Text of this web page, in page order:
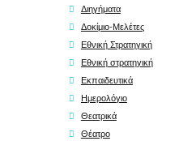
Διηγήματα
Δοκίμιο-Μελέτες
Εθνική Στρατηγική
Εθνική στρατηγική
Εκπαιδευτικά
Ημερολόγιο
Θεατρικά
Θέατρο